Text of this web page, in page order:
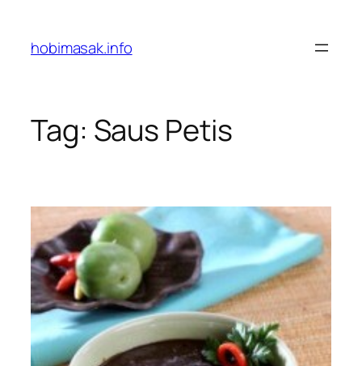
content
hobimasak.info
Tag: Saus Petis